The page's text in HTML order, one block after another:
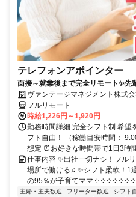
テレフォンアポインター
面接～就業後まで完全リモート✨
ヴァンテージマネジメント株式
フルリモート
時給1,226円～1,920円
勤務時間詳細 完全シフト制 希望
フト自由！ （稼働目安時間：
想定 ⏰お好きな時間帯で1日3時
仕事内容 ✨出社一切ナシ！フル
場所で働ける♫ ✨シフト柔軟！1
の95％が子育てママ ༶ ༶ ༶ ༶ ༶ ༶ ༶
主婦・主夫歓迎 フリーター歓迎 シフト